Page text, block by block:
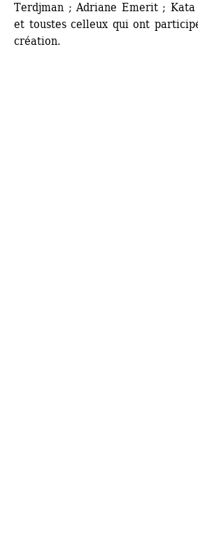
Terdjman ; Adriane Emerit ;
et toustes celleux qui ont
création.